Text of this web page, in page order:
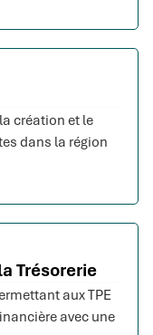
création et le
dans la région
Trésorerie
aux TPE
avec une